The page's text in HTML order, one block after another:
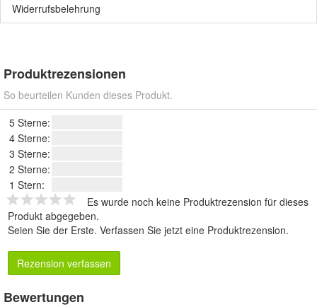
Widerrufsbelehrung
Produktrezensionen
So beurteilen Kunden dieses Produkt.
5 Sterne:
4 Sterne:
3 Sterne:
2 Sterne:
1 Stern:
Es wurde noch keine Produktrezension für dieses
Produkt abgegeben.
Seien Sie der Erste. Verfassen Sie jetzt eine Produktrezension.
Rezension verfassen
Bewertungen